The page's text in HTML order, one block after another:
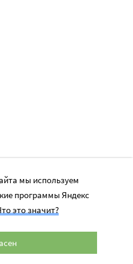
мы используем
программы Яндекс
это значит?